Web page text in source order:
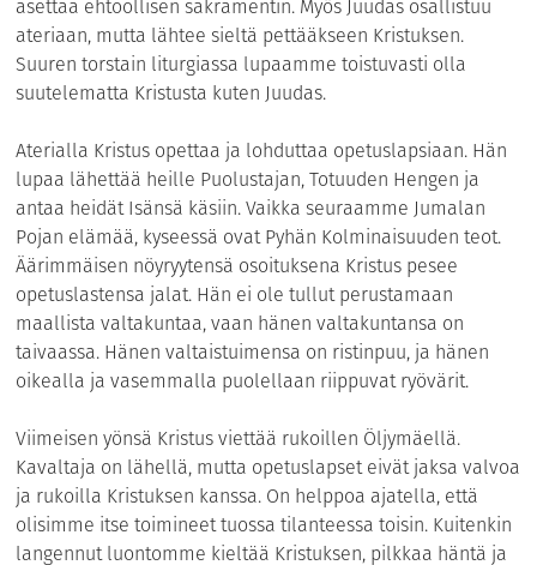
asettaa ehtoollisen sakramentin. Myös Juudas osallistuu
ateriaan, mutta lähtee sieltä pettääkseen Kristuksen.
Suuren torstain liturgiassa lupaamme toistuvasti olla
suutelematta Kristusta kuten Juudas.
Aterialla Kristus opettaa ja lohduttaa opetuslapsiaan. Hän
lupaa lähettää heille Puolustajan, Totuuden Hengen ja
antaa heidät Isänsä käsiin. Vaikka seuraamme Jumalan
Pojan elämää, kyseessä ovat Pyhän Kolminaisuuden teot.
Äärimmäisen nöyryytensä osoituksena Kristus pesee
opetuslastensa jalat. Hän ei ole tullut perustamaan
maallista valtakuntaa, vaan hänen valtakuntansa on
taivaassa. Hänen valtaistuimensa on ristinpuu, ja hänen
oikealla ja vasemmalla puolellaan riippuvat ryövärit.
Viimeisen yönsä Kristus viettää rukoillen Öljymäellä.
Kavaltaja on lähellä, mutta opetuslapset eivät jaksa valvoa
ja rukoilla Kristuksen kanssa. On helppoa ajatella, että
olisimme itse toimineet tuossa tilanteessa toisin. Kuitenkin
langennut luontomme kieltää Kristuksen, pilkkaa häntä ja